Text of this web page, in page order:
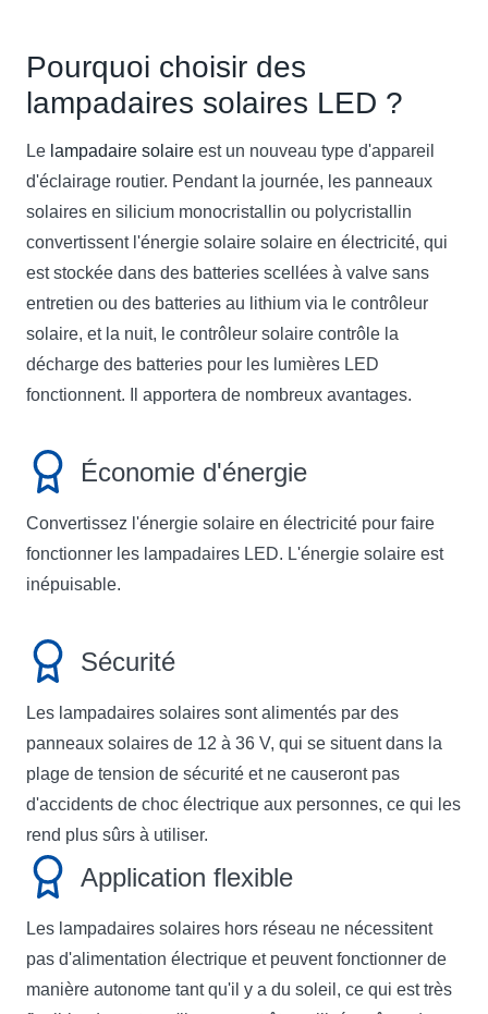
Pourquoi choisir des
lampadaires solaires LED ?
Le lampadaire solaire est un nouveau type d'appareil
d'éclairage routier. Pendant la journée, les panneaux
solaires en silicium monocristallin ou polycristallin
convertissent l'énergie solaire solaire en électricité, qui
est stockée dans des batteries scellées à valve sans
entretien ou des batteries au lithium via le contrôleur
solaire, et la nuit, le contrôleur solaire contrôle la
décharge des batteries pour les lumières LED
fonctionnent. Il apportera de nombreux avantages.
Économie d'énergie
Convertissez l'énergie solaire en électricité pour faire
fonctionner les lampadaires LED. L'énergie solaire est
inépuisable.
Sécurité
Les lampadaires solaires sont alimentés par des
panneaux solaires de 12 à 36 V, qui se situent dans la
plage de tension de sécurité et ne causeront pas
d'accidents de choc électrique aux personnes, ce qui les
rend plus sûrs à utiliser.
Application flexible
Les lampadaires solaires hors réseau ne nécessitent
pas d'alimentation électrique et peuvent fonctionner de
manière autonome tant qu'il y a du soleil, ce qui est très